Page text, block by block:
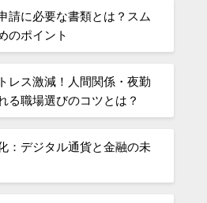
請に必要な書類とは？スム
のポイント
レス激減！人間関係・夜勤
る職場選びのコツとは？
：デジタル通貨と金融の未